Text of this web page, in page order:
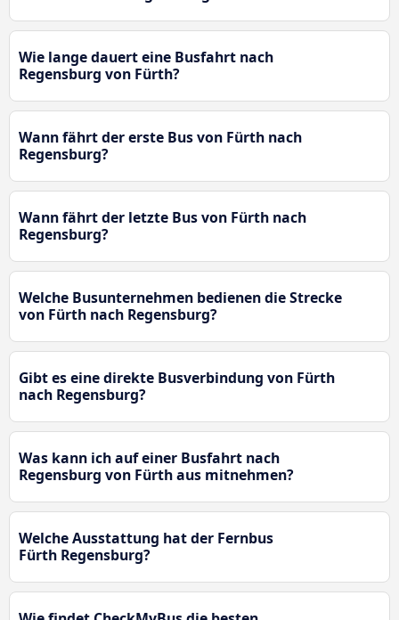
Wie lange dauert eine Busfahrt nach
Regensburg von Fürth?
Wann fährt der erste Bus von Fürth nach
Regensburg?
Wann fährt der letzte Bus von Fürth nach
Regensburg?
Welche Busunternehmen bedienen die Strecke
von Fürth nach Regensburg?
Gibt es eine direkte Busverbindung von Fürth
nach Regensburg?
Was kann ich auf einer Busfahrt nach
Regensburg von Fürth aus mitnehmen?
Welche Ausstattung hat der Fernbus
Fürth Regensburg?